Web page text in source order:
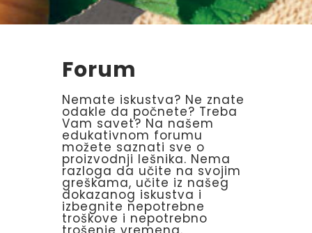
Forum
Nemate iskustva? Ne znate
odakle da počnete? Treba
Vam savet? Na našem
edukativnom forumu
možete saznati sve o
proizvodnji lešnika. Nema
razloga da učite na svojim
greškama, učite iz našeg
dokazanog iskustva i
izbegnite nepotrebne
troškove i nepotrebno